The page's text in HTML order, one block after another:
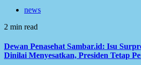
news
2 min read
Dewan Penasehat Sambar.id: Isu
Dinilai Menyesatkan, Presiden Tetap